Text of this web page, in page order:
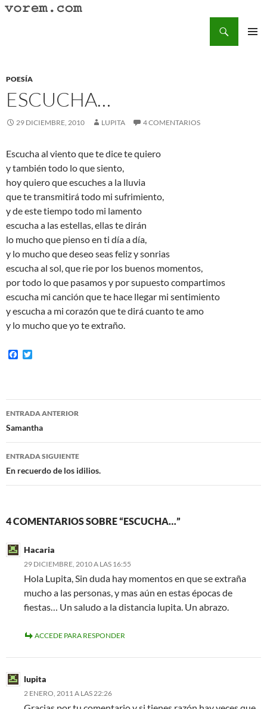
Saltar
POESÍA
ESCUCHA…
29 DICIEMBRE, 2010 LUPITA 4 COMENTARIOS
Escucha al viento que te dice te quiero
y también todo lo que siento,
hoy quiero que escuches a la lluvia
que te transmitirá todo mi sufrimiento,
y de este tiempo todo mi lamento
escucha a las estellas, ellas te dirán
lo mucho que pienso en ti día a día,
y lo mucho que deseo seas feliz y sonrias
escucha al sol, que rie por los buenos momentos,
por todo lo que pasamos y por supuesto compartimos
escucha mi canción que te hace llegar mi sentimiento
y escucha a mi corazón que te dirá cuanto te amo
y lo mucho que yo te extraño.
F
o
o
e
r
Navegación
de
entradas
ENTRADA ANTERIOR
Samantha
ENTRADA SIGUIENTE
En recuerdo de los idilios.
4 COMENTARIOS SOBRE “ESCUCHA…”
Hacaria
29 DICIEMBRE, 2010 A LAS 16:55
Hola Lupita, Sin duda hay momentos en que se extraña
mucho a las personas, y mas aún en estas épocas de
fiestas… Un saludo a la distancia lupita. Un abrazo.
ACCEDE PARA RESPONDER
lupita
2 ENERO, 2011 A LAS 22:26